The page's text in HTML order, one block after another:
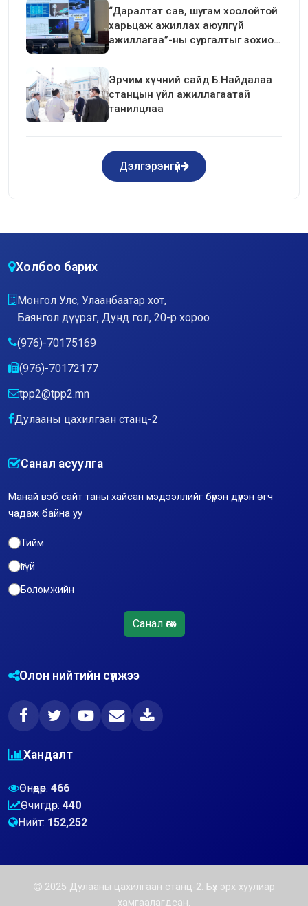
“Даралтат сав, шугам хоолойтой
харьцаж ажиллах аюулгүй
ажиллагаа”-ны сургалтыг зохион
Эрчим хүчний сайд Б.Найдалаа
станцын үйл ажиллагаатай
танилцлаа
Дэлгэрэнгүй
Холбоо барих
Монгол Улс, Улаанбаатар хот,
Баянгол дүүрэг, Дунд гол, 20-р хороо
(976)-70175169
(976)-70172177
tpp2@tpp2.mn
Дулааны цахилгаан станц-2
Санал асуулга
Манай вэб сайт таны хайсан мэдээллийг бүрэн дүүрэн өгч
чадаж байна уу
Тийм
Үгүй
Боломжийн
Санал өгөх
Олон нийтийн сүлжээ
Хандалт
Өнөөдөр: 466
Өчигдөр: 440
Нийт: 152,252
2025 Дулааны цахилгаан станц-2. Бүх эрх хуулиар
хамгаалагдсан.